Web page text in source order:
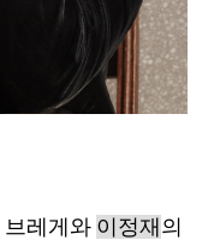
브레게와 이정재의